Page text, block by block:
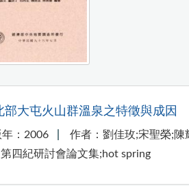
部大屯火山群溫泉之特徵與成因
年：2006 作者：劉佳玫;宋聖榮;陳
四紀研討會論文集;hot spring